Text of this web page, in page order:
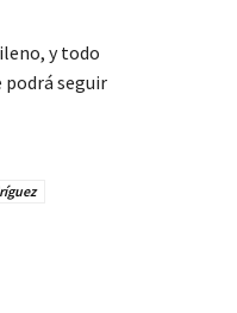
y todo
podrá seguir